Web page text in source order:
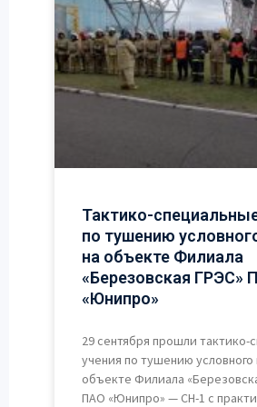
Тактико-
по тушению
на объекте Филиала
«Березовская ГРЭС»
«Юнипро»
29 сентября прошли тактико-
учения по тушению условного
объекте Филиала
ПАО «Юнипро» — СН-1 с